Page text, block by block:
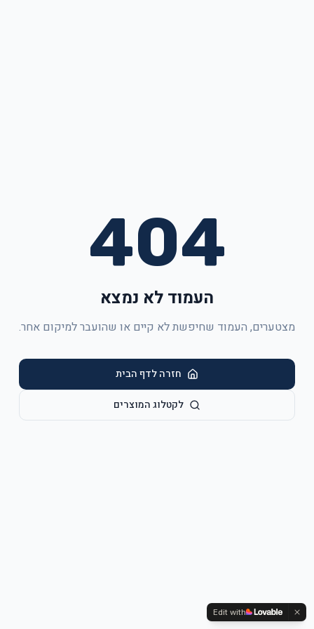
404
העמוד לא נמצא
מצטערים, העמוד שחיפשת לא קיים או שהועבר למיקום אחר.
חזרה לדף הבית
לקטלוג המוצרים
Edit with